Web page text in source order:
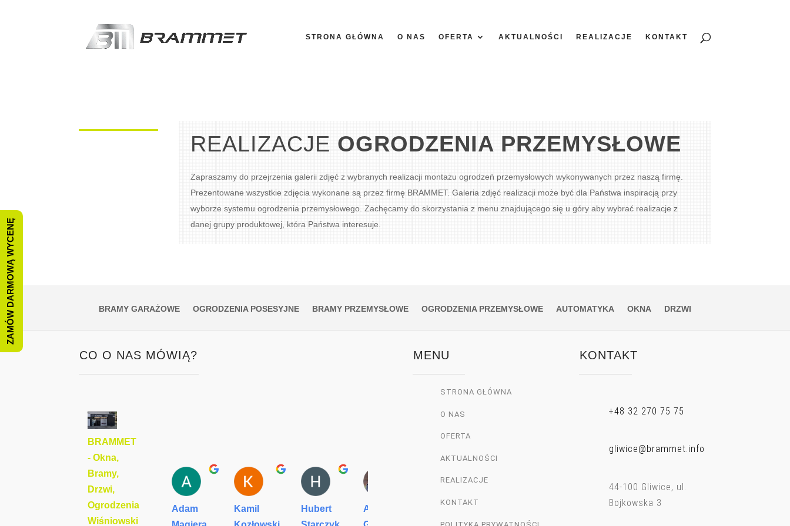
STRONA GŁÓWNA O NAS OFERTA AKTUALNOŚCI REALIZACJE KONTAKT
REALIZACJE OGRODZENIA PRZEMYSŁOWE
Zapraszamy do przejrzenia galerii zdjęć z wybranych realizacji montażu ogrodzeń przemysłowych wykonywanych przez naszą firmę.
Prezentowane wszystkie zdjęcia wykonane są przez firmę BRAMMET. Galeria zdjęć realizacji może być dla Państwa inspiracją przy
wyborze systemu ogrodzenia przemysłowego. Zachęcamy do skorzystania z menu znajdującego się u góry aby wybrać realizacje z
danej grupy produktowej, która Państwa interesuje.
BRAMY GARAŻOWE OGRODZENIA POSESYJNE BRAMY PRZEMYSŁOWE OGRODZENIA PRZEMYSŁOWE AUTOMATYKA OKNA DRZWI
CO O NAS MÓWIĄ?
BRAMMET
- Okna,
Bramy,
Drzwi,
Ogrodzenia
Wiśniowski
Adam
Kamil
Hubert
Adrian
Piotr K
MENU
STRONA GŁÓWNA
O NAS
OFERTA
AKTUALNOŚCI
REALIZACJE
KONTAKT
POLITYKA PRYWATNOŚCI
KONTAKT
+48 32 270 75 75
gliwice@brammet.info
44-100 Gliwice, ul.
Bojkowska 3
ZAMÓW DARMOWĄ WYCENĘ